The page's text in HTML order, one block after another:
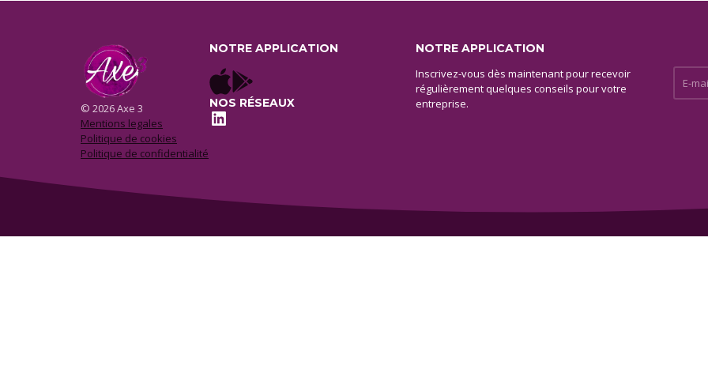
© 2026 Axe 3
Mentions legales
Politique de cookies
Politique de confidentialité
NOTRE APPLICATION
NOS RÉSEAUX
LinkedIn
NOTRE APPLICATION
Inscrivez-vous dès maintenant pour recevoir
régulièrement quelques conseils pour votre
entreprise.